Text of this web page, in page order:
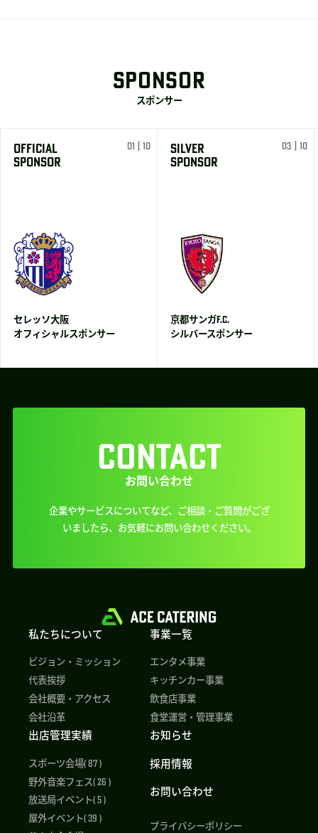
SPONSOR
スポンサー
OFFICIAL
SPONSOR
01 | 10
セレッソ大阪
オフィシャルスポンサー
SILVER
SPONSOR
03 | 10
京都サンガF.C.
シルバースポンサー
CONTACT
お問い合わせ
企業やサービスについてなど、ご相談・ご質問がござ
いましたら、 お気軽にお問い合わせください。
私たちについて
ビジョン・ミッション
代表挨拶
会社概要・アクセス
会社沿革
事業一覧
エンタメ事業
キッチンカー事業
飲食店事業
食堂運営・管理事業
出店管理実績
スポーツ会場( 87 )
野外音楽フェス( 26 )
放送局イベント( 5 )
屋外イベント( 39 )
お知らせ
採用情報
お問い合わせ
プライバシーポリシー